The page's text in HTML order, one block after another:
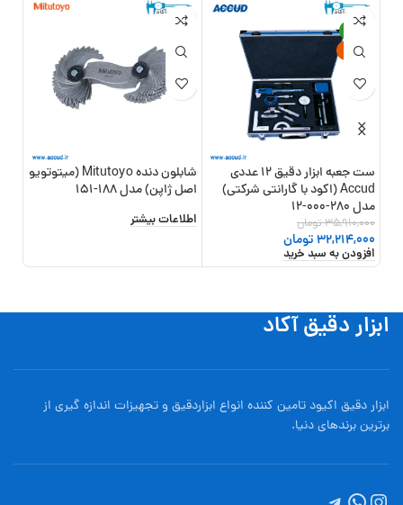
-10%
جدید
ست جعبه ابزار دقیق 12 عددی
Accud (اکود با گارانتی شرکتی)
مدل 280-000-12
35,910,000تومان
32,214,000تومان
افزودن به سبد خرید
شابلون دنده Mitutoyo (میتوتویو
اصل ژاپن) مدل 188-151
اطلاعات بیشتر
ابزار دقیق آکاد
ابزار دقیق اکیود تامین کننده انواع ابزاردقيق و تجهيزات اندازه گیری از
برترین برندهای دنیا.